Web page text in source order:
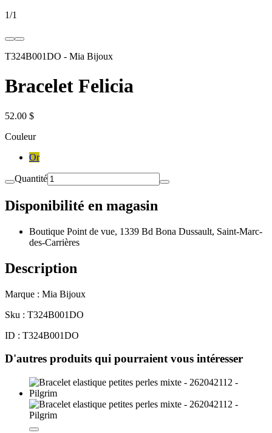
1/1
T324B001DO - Mia Bijoux
Bracelet Felicia
52.00 $
Couleur
Or
Quantité
Disponibilité en magasin
Boutique Point de vue, 1339 Bd Bona Dussault, Saint-Marc-
des-Carrières
Description
Marque : Mia Bijoux
Sku : T324B001DO
ID : T324B001DO
D'autres produits qui pourraient vous intéresser